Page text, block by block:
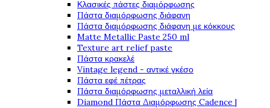
Κλασικές πάστες διαμόρφωσης
Πάστα διαμόρφωσης διάφανη
Πάστα διαμόρφωσης διάφανη με κόκκους
Matte Metallic Paste 250 ml
Texture art relief paste
Πάστα κρακελέ
Vintage legend - αντικέ γκέσο
Πάστα εφέ πέτρας
Πάστα διαμόρφωσης μεταλλική λεία
Diamond Πάστα Διαμόρφωσης Cadence |